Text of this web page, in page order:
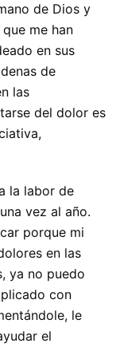
de Dios y
que me han
en sus
de
las
del dolor es
la labor de
vez al año.
porque mi
en las
ya no puedo
con
le
el